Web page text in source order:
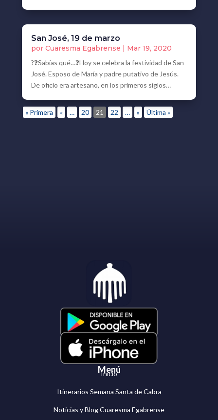
San José, 19 de marzo
por Cuaresma Egabrense | Mar 19, 2020
?❓Sabías qué…❓Hoy se celebra la festividad de San
José. Esposo de María y padre putativo de Jesús.
De oficio era artesano, en los primeros siglos…
« Primera « … 20 21 22 … » Última »
Menú
Inicio
Itinerarios Semana Santa de Cabra
Noticias y Blog Cuaresma Egabrense